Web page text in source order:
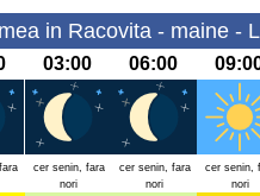
in Racovita - maine -
03:00 06:00
cer senin, fara
nori
cer senin, fara
nori
cer senin,
nori